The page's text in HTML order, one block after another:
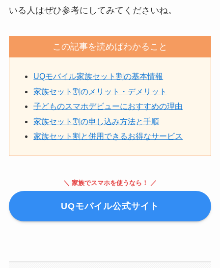
いる人はぜひ参考にしてみてくださいね。
この記事を読めばわかること
UQモバイル家族セット割の基本情報
家族セット割のメリット・デメリット
子どものスマホデビューにおすすめの理由
家族セット割の申し込み方法と手順
家族セット割と併用できるお得なサービス
＼ 家族でスマホを使うなら！ ／
UQモバイル公式サイト